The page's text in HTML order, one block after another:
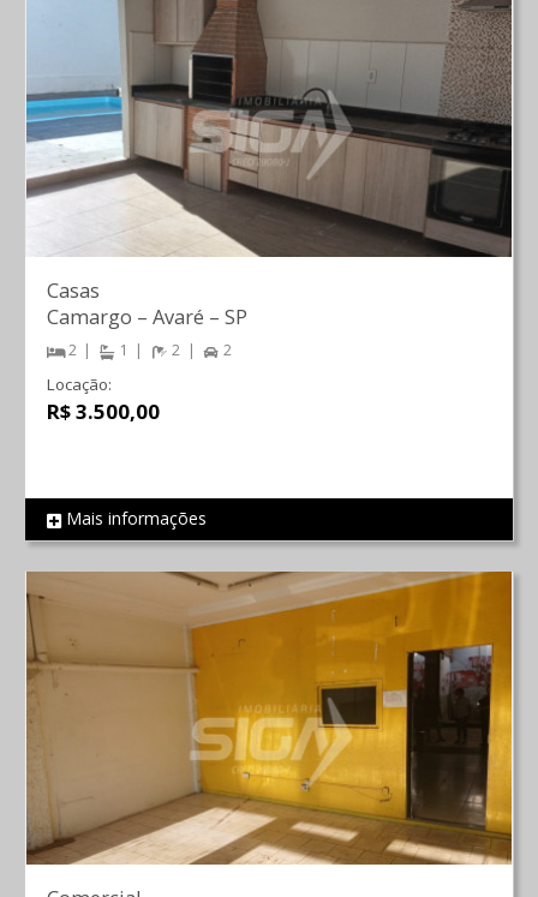
REF 2217
Casas
Camargo – Avaré – SP
2 1 2 2
Locação:
R$ 3.500,00
Mais informações